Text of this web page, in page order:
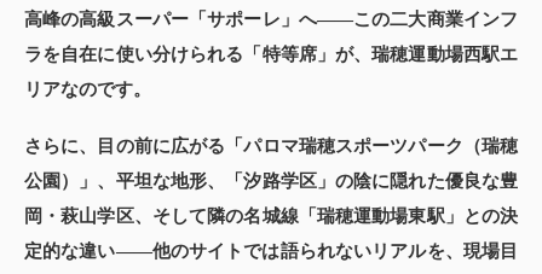
高峰の高級スーパー「サポーレ」へ——この二大商業インフ
ラを自在に使い分けられる「特等席」が、瑞穂運動場西駅エ
リアなのです。
さらに、目の前に広がる「パロマ瑞穂スポーツパーク（瑞穂
公園）」、平坦な地形、「汐路学区」の陰に隠れた優良な豊
岡・萩山学区、そして隣の名城線「瑞穂運動場東駅」との決
定的な違い——他のサイトでは語られないリアルを、現場目